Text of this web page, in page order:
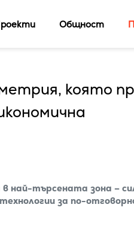
Общност
която
най-търсената зона –
за по-